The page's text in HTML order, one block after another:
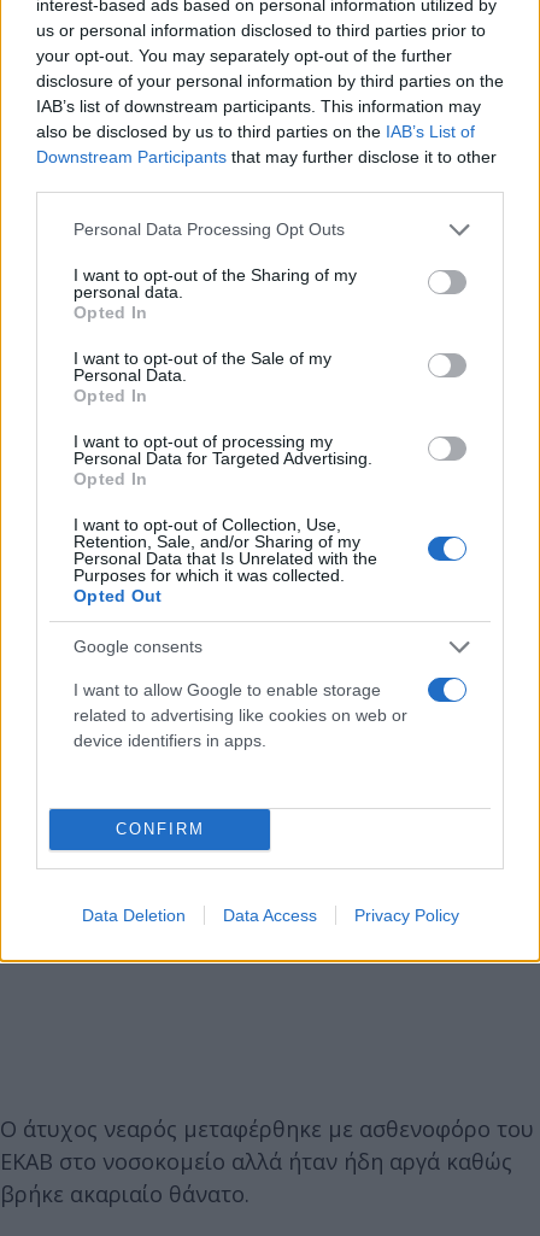
interest-based ads based on personal information utilized by
us or personal information disclosed to third parties prior to
your opt-out. You may separately opt-out of the further
disclosure of your personal information by third parties on the
IAB’s list of downstream participants. This information may
also be disclosed by us to third parties on the IAB’s List of
Downstream Participants that may further disclose it to other
Please note that this website/app uses one or more Google
not limited to your visit or usage behaviour. You may click to
grant or deny consent to Google and its third-party tags to
use your data for below specified purposes in below Google
consent section.
Personal Data Processing Opt Outs
I want to opt-out of the Sharing of my
personal data.
Opted In
I want to opt-out of the Sale of my
Personal Data.
Opted In
I want to opt-out of processing my
Personal Data for Targeted Advertising.
Opted In
I want to opt-out of Collection, Use,
Retention, Sale, and/or Sharing of my
Personal Data that Is Unrelated with the
Purposes for which it was collected.
Opted Out
Google consents
I want to allow Google to enable storage
related to advertising like cookies on web or
device identifiers in apps.
CONFIRM
Data Deletion Data Access Privacy Policy
Αντύπα, εξετράπη της πορείας του, προσέκρουσε
στο κράσπεδο με αποτέλεσμα να «απογειωθεί» και
να καρφωθεί στο κενό από ύψος 10 μέτρων, μέσα
στον υπόγειο σταθμό του ηλεκτρικού.
Στην περιοχή έσπευσαν δύο οχήματα της
Πυροσβεστικής με 6 πυροσβέστες που
απεγκλώβισαν χωρίς τις αισθήσεις του τον οδηγό
του αυτοκινήτου.
Ο άτυχος νεαρός μεταφέρθηκε με ασθενοφόρο του
ΕΚΑΒ στο νοσοκομείο αλλά ήταν ήδη αργά καθώς
βρήκε ακαριαίο θάνατο.